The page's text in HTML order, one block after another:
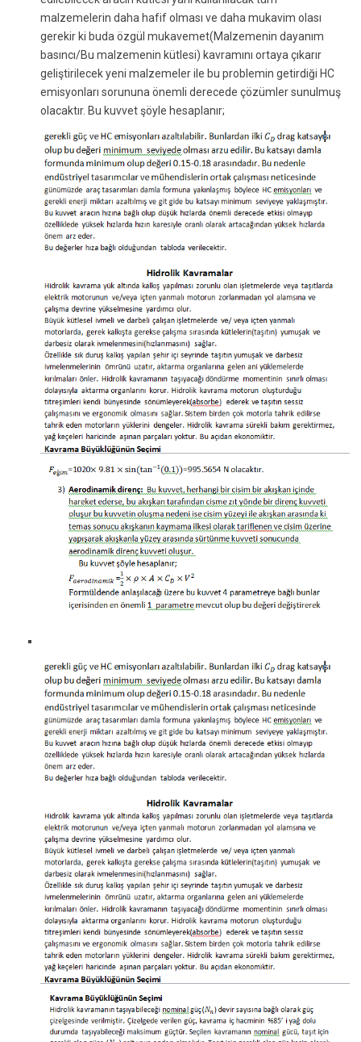
malzemelerin daha hafif olması ve daha mukavim olası
gerekir ki buda özgül mukavemet(Malzemenin dayanım
basıncı/Bu malzemenin kütlesi) kavramını ortaya çıkarır
geliştirilecek yeni malzemeler ile bu problemin getirdiği HC
emisyonları sorununa önemli derecede çözümler sunulmuş
olacaktır. Bu kuvvet şöyle hesaplanır;